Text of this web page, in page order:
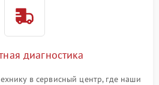
диагностика
в сервисный центр, где наши